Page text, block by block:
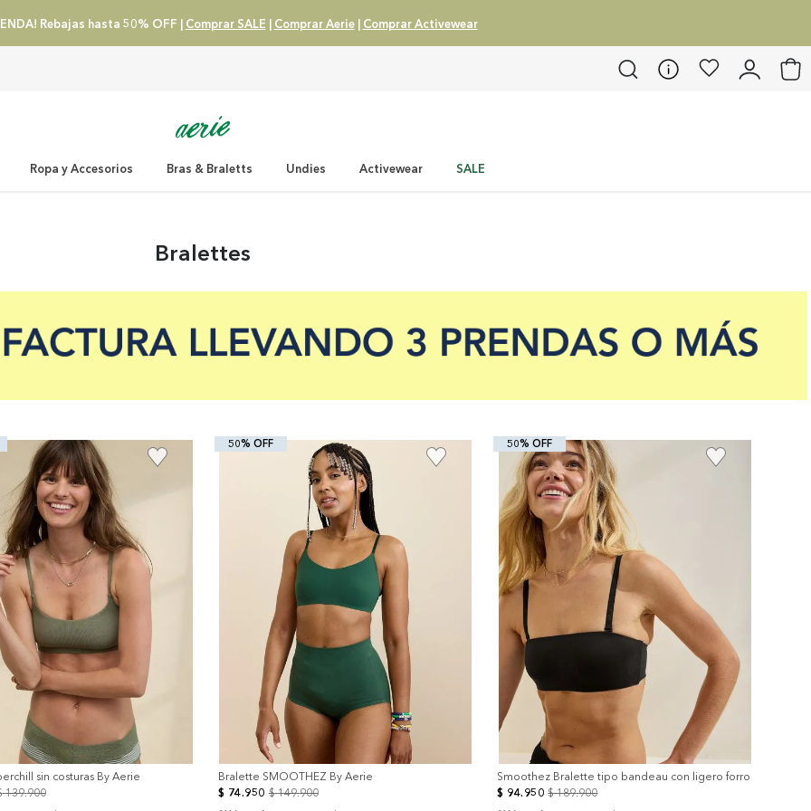
Rebajas hasta 50% OFF | Comprar SALE | Comprar Aerie| Comprar Activewear
Ropa y Accesorios Bras & Braletts Undies Activewear SALE
Bralettes
sin costuras By Aerie
139.900
50% OFF
Bralette SMOOTHEZ By Aerie
$ 74.950 $ 149.900
50% OFF
+
Smoothez Bralette tipo bandeau con ligero forro
$ 94. 950 $ 189.900